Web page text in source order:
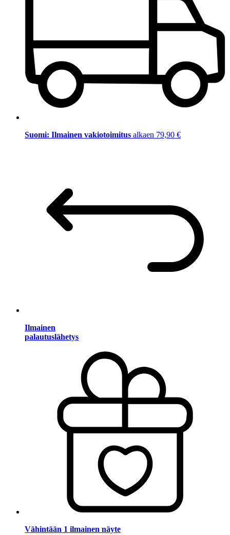
Suomi: Ilmainen vakiotoimitus alkaen 79,90 €
Ilmainen
palautuslähetys
Vähintään 1 ilmainen näyte